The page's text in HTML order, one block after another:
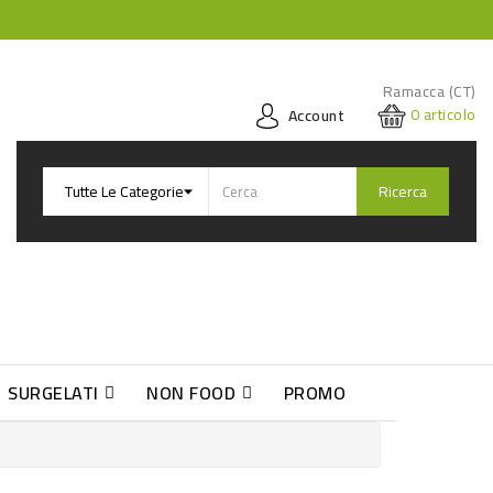
Ramacca (CT)
Account
0articolo
Ricerca
SURGELATI NON FOOD PROMO